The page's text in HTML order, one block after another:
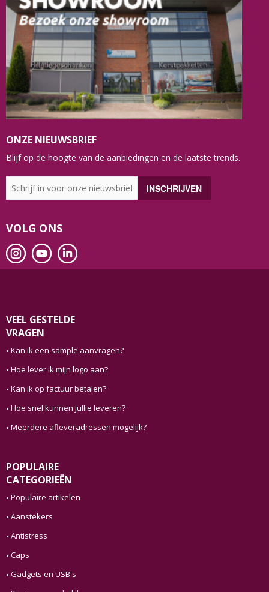
ONZE NIEUWSBRIEF
Blijf op de hoogte van de aanbiedingen en de laatste trends.
VOLG ONS
VEEL GESTELDE
VRAGEN
Kan ik een sample aanvragen?
Hoe lever ik mijn logo aan?
Kan ik op factuur betalen?
Hoe snel kunnen jullie leveren?
Meerdere afleveradressen mogelijk?
POPULAIRE
CATEGORIEËN
Populaire artikelen
Aanstekers
Antistress
Caps
Gadgets en USB's